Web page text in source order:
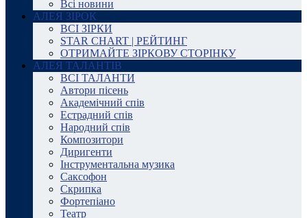
Всі новини
АЛЕЯ ЗІРОК
ВСІ ЗІРКИ
STAR CHART | РЕЙТИНГ
ОТРИМАЙТЕ ЗІРКОВУ СТОРІНКУ
АЛЕЯ ТАЛАНТІВ
ВСІ ТАЛАНТИ
Автори пісень
Академічний спів
Естрадний спів
Народний спів
Композитори
Диригенти
Інструментальна музика
Саксофон
Скрипка
Фортепіано
Театр